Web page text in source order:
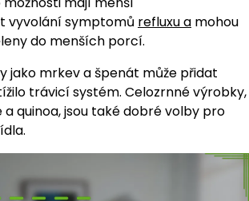
vyvolání symptomů refluxu a mohou
do menších porcí.
jako mrkev a špenát může přidat
trávicí systém. Celozrnné výrobky,
a quinoa, jsou také dobré volby pro